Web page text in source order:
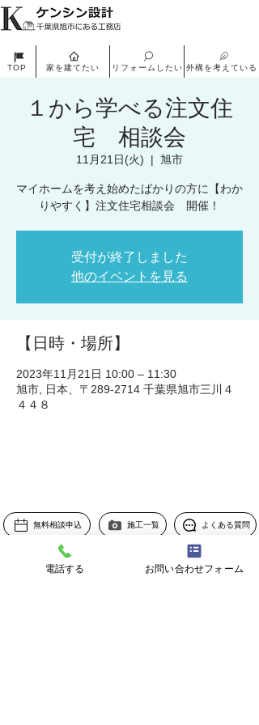
TOP 家を建てたい リフォームしたい 外構を考えている
１から学べる注文住
宅 相談会
11月21日(火)
  |
旭市
マイホームを考え始めたばかりの方に【わか
りやすく】注文住宅相談会 開催！
受付が終了しました
他のイベントを見る
【日時・場所】
2023年11月21日 10:00 – 11:30
旭市, 日本、〒289-2714 千葉県旭市三川４
４４８
無料相談申込 施工一覧 よくある質問
家を建てたい リフォームしたい 外構を考えている
電話する お問い合わせフォーム